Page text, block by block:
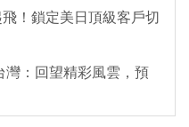
！鎖定美日頂級客戶切
：回望精彩風雲，預